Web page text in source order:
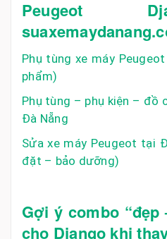
Peugeot
Phụ tùng xe máy
phẩm)
Phụ tùng – phụ kiện – đồ
Đà Nẵng
Sửa xe máy Peugeot tại
đặt – bảo dưỡng)
Gợi ý combo “đẹp
cho Django khi